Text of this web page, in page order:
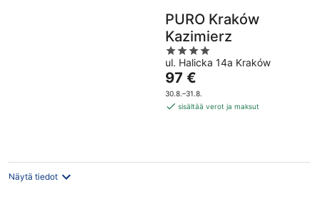
PURO Kraków
Kazimierz
4
out
of
5
ul. Halicka 14a Kraków
Hinta
on
97 €
97 €
30.8.–31.8.
sisältää verot ja maksut
Näytä tiedot